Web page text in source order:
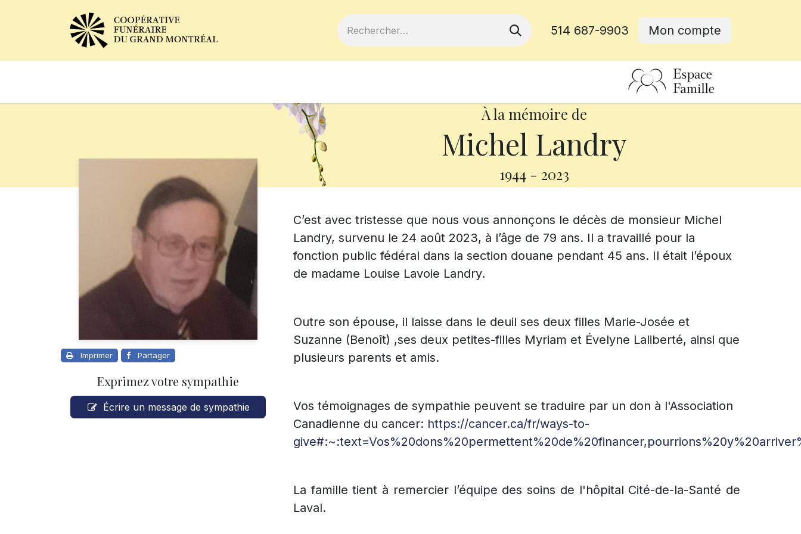
514 687-9903 Mon compte
À la mémoire de
Michel Landry
1944 - 2023
Imprimer Partager
Exprimez votre sympathie
Écrire un message de sympathie
C’est avec tristesse que nous vous annonçons le décès de monsieur Michel
Landry, survenu le 24 août 2023, à l’âge de 79 ans. Il a travaillé pour la
fonction public fédéral dans la section douane pendant 45 ans. Il était l’époux
de madame Louise Lavoie Landry.
Outre son épouse, il laisse dans le deuil ses deux filles Marie-Josée et
Suzanne (Benoît) ,ses deux petites-filles Myriam et Évelyne Laliberté, ainsi que
plusieurs parents et amis.
Vos témoignages de sympathie peuvent se traduire par un don à l'Association
Canadienne du cancer: https://cancer.ca/fr/ways-to-
La famille tient à remercier l’équipe des soins de l'hôpital Cité-de-la-Santé de
Laval.